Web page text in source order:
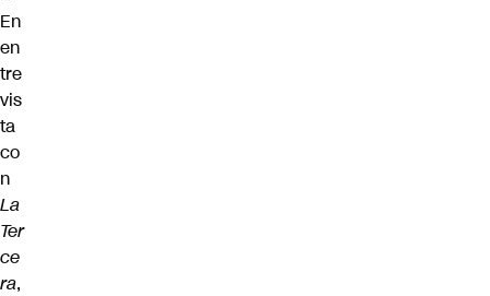
En
en
tre
vis
ta
co
n
La
Ter
ce
ra,